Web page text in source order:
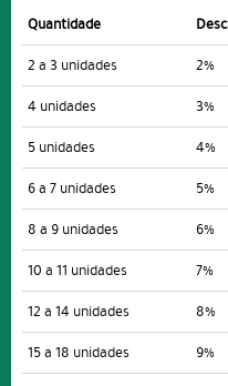
Quantidade
2 a 3 unidades
2%
4 unidades
3%
5 unidades
4%
6 a 7 unidades
5%
8 a 9 unidades
6%
10 a 11 unidades
7%
12 a 14 unidades
8%
15 a 18 unidades
9%